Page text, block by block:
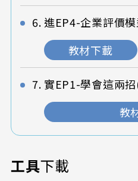
進EP4-企業評價
教材下載
實EP1-學會這兩
教
工具下載